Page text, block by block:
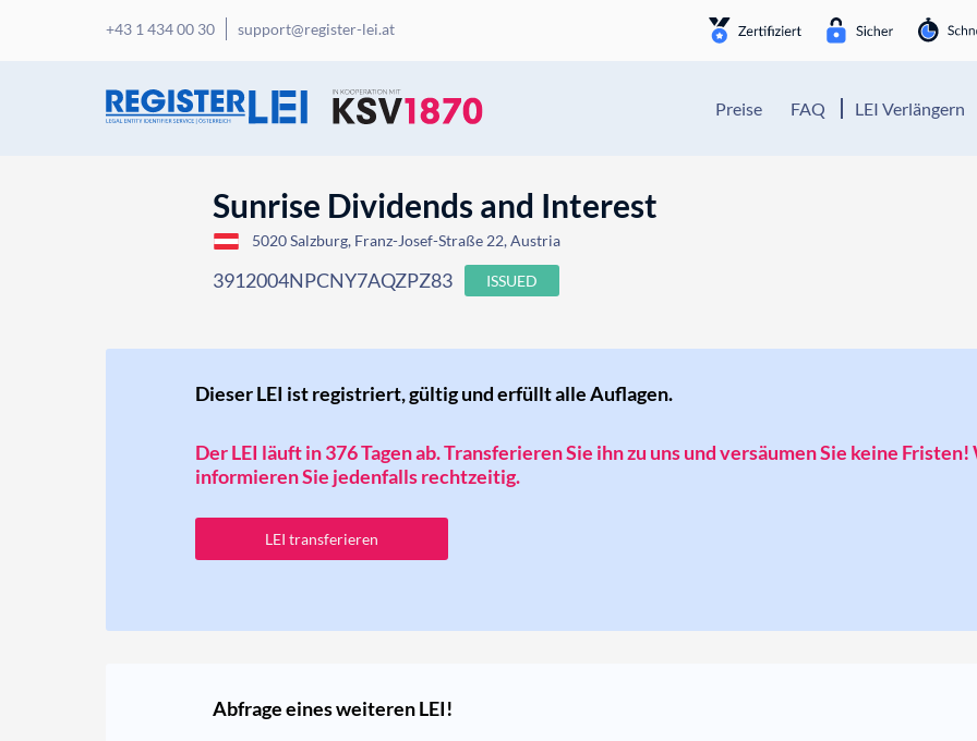
+43 1 434 00 30 support@register-lei.at
Preise FAQ LEI Verlängern
Sunrise Dividends and Interest
5020 Salzburg, Franz-Josef-Straße 22, Austria
3912004NPCNY7AQZPZ83 ISSUED
Dieser LEI ist registriert, gültig und erfüllt alle Auflagen.
Der LEI läuft in 376 Tagen ab. Transferieren Sie ihn zu uns und versäumen Sie keine
informieren Sie jedenfalls rechtzeitig.
LEI transferieren
Abfrage eines weiteren LEI!